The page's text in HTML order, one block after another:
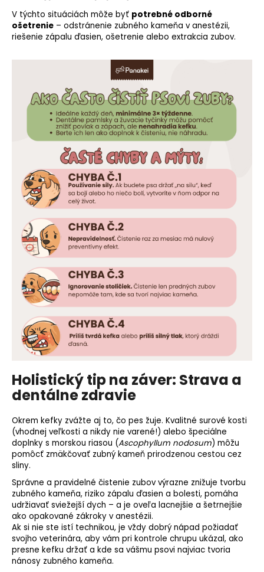
V týchto situáciách môže byť potrebné odborné
ošetrenie – odstránenie zubného kameňa v anestézii,
riešenie zápalu ďasien, ošetrenie alebo extrakcia zubov.
Holistický tip na záver: Strava a
dentálne zdravie
Okrem kefky zvážte aj to, čo pes žuje. Kvalitné surové kosti
(vhodnej veľkosti a nikdy nie varené!) alebo špeciálne
doplnky s morskou riasou (Ascophyllum nodosum) môžu
pomôcť zmäkčovať zubný kameň prirodzenou cestou cez
sliny.
Správne a pravidelné čistenie zubov výrazne znižuje tvorbu
zubného kameňa, riziko zápalu ďasien a bolesti, pomáha
udržiavať sviežejší dych – a je oveľa lacnejšie a šetrnejšie
ako opakované zákroky v anestézii.
Ak si nie ste istí technikou, je vždy dobrý nápad požiadať
svojho veterinára, aby vám pri kontrole chrupu ukázal, ako
presne kefku držať a kde sa vášmu psovi najviac tvoria
nánosy zubného kameňa.